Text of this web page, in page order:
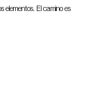
elementos. El camino es